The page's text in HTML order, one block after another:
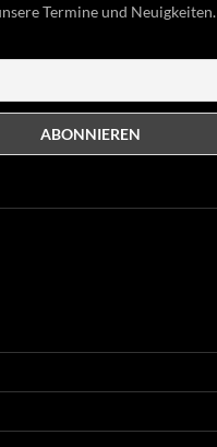
Termine und Neuigkeiten.